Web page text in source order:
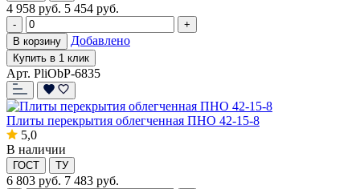
4 958 руб. 5 454 руб.
-
+
В корзину
Добавлено
Купить в 1 клик
Арт. PliObP-6835
Плиты перекрытия облегченная ПНО 42-15-8
5,0
В наличии
ГОСТ ТУ
6 803 руб. 7 483 руб.